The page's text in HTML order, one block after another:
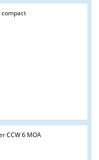
compact
CCW 6 MOA